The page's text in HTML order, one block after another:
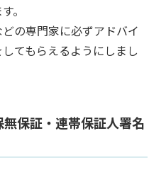
。
の専門家に必ずアドバイ
てもらえるようにしまし
保証・連帯保証人署名